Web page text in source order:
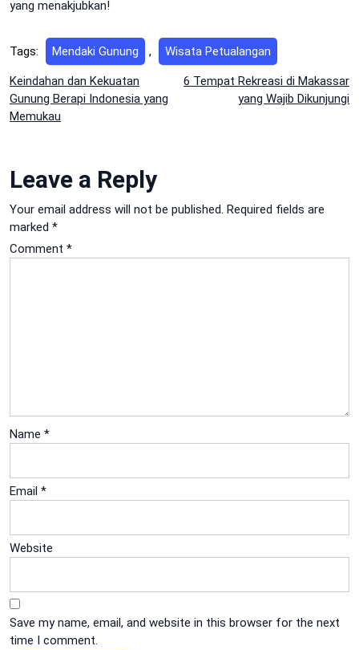
yang menakjubkan!
Tags: Mendaki Gunung , Wisata Petualangan
Post
navigation
Keindahan dan Kekuatan
Gunung Berapi Indonesia yang
Memukau
6 Tempat Rekreasi di Makassar
yang Wajib Dikunjungi
Leave a Reply
Your email address will not be published. Required fields are
marked *
Comment *
Name *
Email *
Website
Save my name, email, and website in this browser for the next
time I comment.